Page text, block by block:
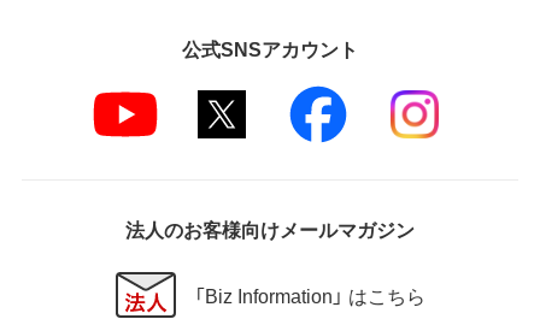
公式SNSアカウント
法人のお客様向けメールマガジン
「Biz Information」 はこちら